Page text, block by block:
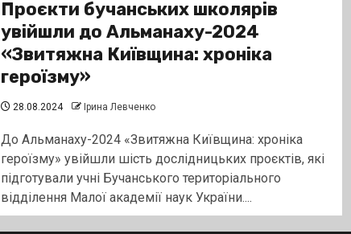
Проєкти бучанських школярів
увійшли до Альманаху-2024
«Звитяжна Київщина: хроніка
героїзму»
28.08.2024 Ірина Левченко
До Альманаху-2024 «Звитяжна Київщина: хроніка
героїзму» увійшли шість дослідницьких проєктів, які
підготували учні Бучанського територіального
відділення Малої академії наук України....